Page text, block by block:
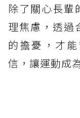
除了關心長輩
理焦慮，透過
的擔憂，才
信，讓運動成